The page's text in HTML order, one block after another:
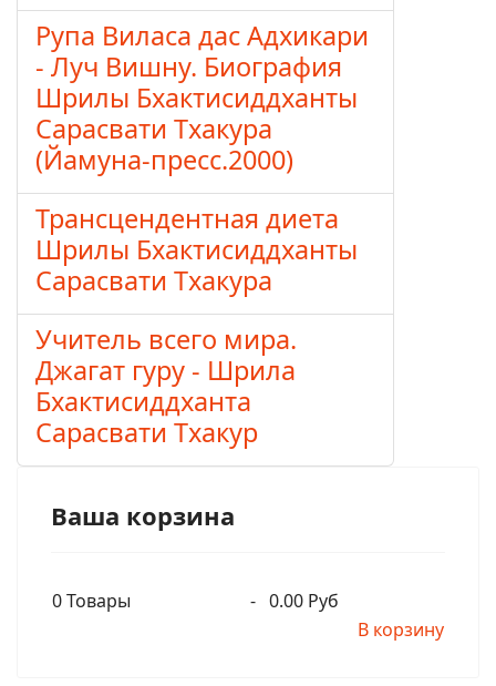
Рупа Виласа дас Адхикари
- Луч Вишну. Биография
Шрилы Бхактисиддханты
Сарасвати Тхакура
(Йамуна-пресс.2000)
Трансцендентная диета
Шрилы Бхактисиддханты
Сарасвати Тхакура
Учитель всего мира.
Джагат гуру - Шрила
Бхактисиддханта
Сарасвати Тхакур
Ваша корзина
0Товары - 0.00 Руб
В корзину